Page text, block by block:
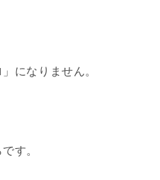
になりません。
す。